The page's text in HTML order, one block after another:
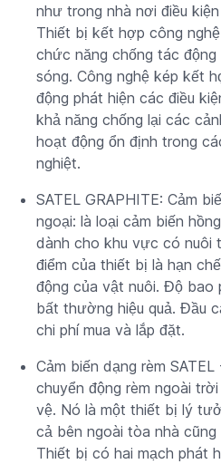
như trong nhà nơi điều
Thiết bị kết hợp công
chức năng chống tác
sóng. Công nghệ kép kết
động phát hiện các điều
khả năng chống lại các
hoạt động ổn định trong
nghiệt.
SATEL GRAPHITE: Cảm
ngoại: là loại cảm biến
dành cho khu vực có nuôi
điểm của thiết bị là hạn
động của vật nuôi. Độ bao
bất thường hiệu quả. Đầu
chi phí mua và lắp đặt.
Cảm biến dạng rèm
chuyển động rèm ngoài
vệ. Nó là một thiết bị lý
cả bên ngoài tòa nhà
Thiết bị có hai mạch phát